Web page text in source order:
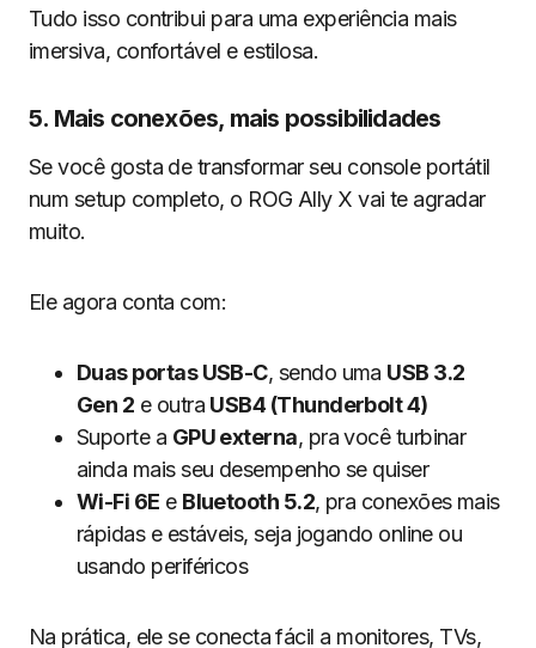
Tudo isso contribui para uma experiência mais
imersiva, confortável e estilosa.
5. Mais conexões, mais possibilidades
Se você gosta de transformar seu console portátil
num setup completo, o ROG Ally X vai te agradar
muito.
Ele agora conta com:
Duas portas USB-C, sendo uma USB 3.2
Gen 2 e outra USB4 (Thunderbolt 4)
Suporte a GPU externa, pra você turbinar
ainda mais seu desempenho se quiser
Wi-Fi 6E e Bluetooth 5.2, pra conexões mais
rápidas e estáveis, seja jogando online ou
usando periféricos
Na prática, ele se conecta fácil a monitores, TVs,